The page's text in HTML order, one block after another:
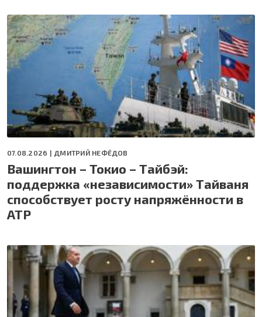
07.08.2026 | ДМИТРИЙ НЕФЁДОВ
Вашингтон – Токио – Тайбэй:
поддержка «независимости» Тайваня
способствует росту напряжённости в
АТР